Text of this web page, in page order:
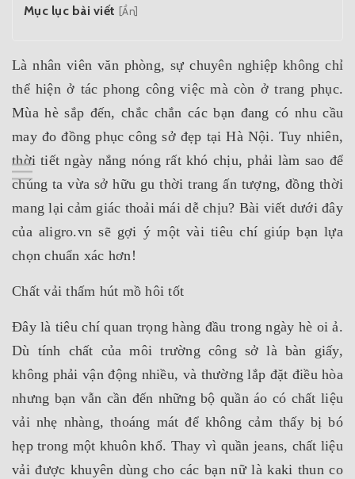
Mục lục bài viết [Ẩn]
Là nhân viên văn phòng, sự chuyên nghiệp không chỉ
thể hiện ở tác phong công việc mà còn ở trang phục.
Mùa hè sắp đến, chắc chắn các bạn đang có nhu cầu
may đođồng phục công sởđẹp tại Hà Nội. Tuy nhiên,
thời tiết ngày nắng nóng rất khó chịu, phải làm sao để
chúng ta vừa sở hữu gu thời trang ấn tượng, đồng thời
mang lại cảm giác thoải mái dễ chịu? Bài viết dưới đây
của aligro.vn sẽ gợi ý một vài tiêu chí giúp bạn lựa
chọn chuẩn xác hơn!
Chất vải thấm hút mồ hôi tốt
Đây là tiêu chí quan trọng hàng đầu trong ngày hè oi ả.
Dù tính chất của môi trường công sở là bàn giấy,
không phải vận động nhiều, và thường lắp đặt điều hòa
nhưng bạn vẫn cần đến những bộ quần áo có chất liệu
vải nhẹ nhàng, thoáng mát để không cảm thấy bị bó
hẹp trong một khuôn khổ. Thay vì quần jeans, chất liệu
vải được khuyên dùng cho các bạn nữ là kaki thun co